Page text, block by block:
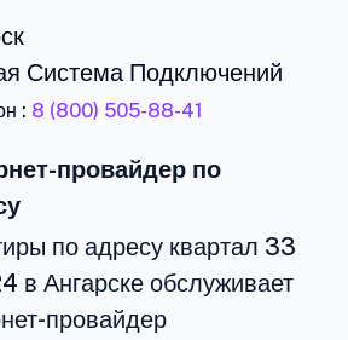
Система Подключений
: 8 (800) 505-88-41
провайдер по
по адресу квартал 33
в Ангарске обслуживает
провайдер